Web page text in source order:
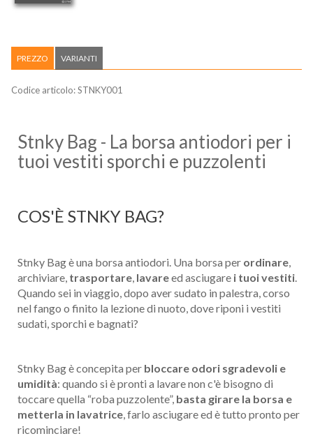
PREZZO VARIANTI
Codice articolo:STNKY001
Stnky Bag - La borsa antiodori per i
tuoi vestiti sporchi e puzzolenti
COS'È STNKY BAG?
Stnky Bag è una borsa antiodori. Una borsa per ordinare,
archiviare, trasportare, lavareed asciugare i tuoi vestiti.
Quando sei in viaggio, dopo aver sudato in palestra, corso
nel fango o finito la lezione di nuoto, dove riponi i vestiti
sudati, sporchi e bagnati?
Stnky Bag è concepita per bloccare odori sgradevoli e
umidità: quando si è pronti a lavare non c'è bisogno di
toccare quella “roba puzzolente”, basta girare la borsa e
metterla in lavatrice, farlo asciugare ed è tutto pronto per
ricominciare!